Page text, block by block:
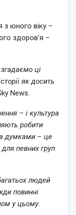
з юного віку –
здоров’я –
ці
як досить
News.
– і культура
робити
думками – це
певних груп
людей
повинні
у цьому.